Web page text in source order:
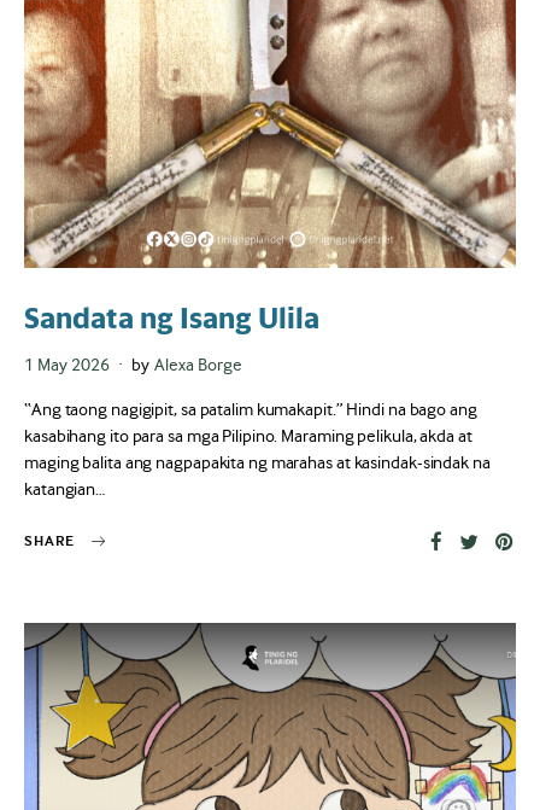
Sandata ng Isang Ulila
Posted
1 May 2026 by Alexa Borge
“Ang taong nagigipit, sa patalim kumakapit.” Hindi na bago ang
kasabihang ito para sa mga Pilipino. Maraming pelikula, akda at
maging balita ang nagpapakita ng marahas at kasindak-sindak na
katangian…
SHARE